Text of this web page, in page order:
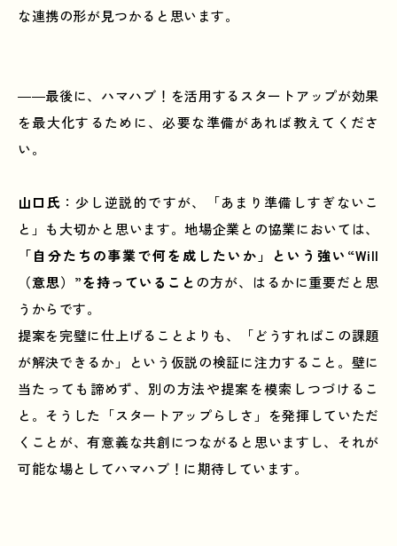
な連携の形が見つかると思います。
――最後に、ハマハブ！を活用するスタートアップが効果
を最大化するために、必要な準備があれば教えてくださ
い。
山口氏 ：少し逆説的ですが、「あまり準備しすぎないこ
と」も大切かと思います。地場企業との協業においては、
「自分たちの事業で何を成したいか」という強い“Will
（意思）”を持っていることの方が、はるかに重要だと思
うからです。
提案を完璧に仕上げることよりも、「どうすればこの課題
が解決できるか」という仮説の検証に注力すること。壁に
当たっても諦めず、別の方法や提案を模索しつづけるこ
と。そうした「スタートアップらしさ」を発揮していただ
くことが、有意義な共創につながると思いますし、それが
可能な場としてハマハブ！に期待しています。